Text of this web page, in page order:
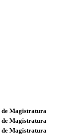
Magistratura
Magistratura
Magistratura